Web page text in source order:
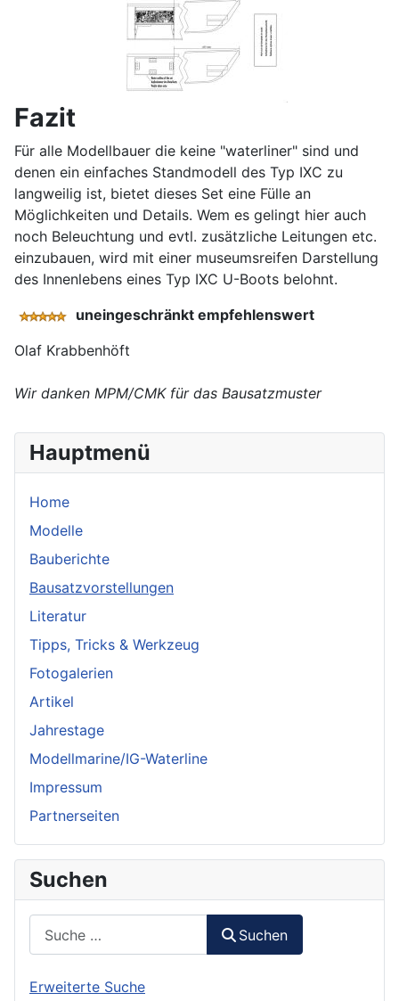
Hauptmenü
Home
Modelle
Bauberichte
Bausatzvorstellungen
Literatur
Tipps, Tricks & Werkzeug
Fotogalerien
Artikel
Jahrestage
Modellmarine/IG-Waterline
Impressum
Partnerseiten
Suchen
Suchen
Erweiterte Suche
Fazit
Für alle Modellbauer die keine "waterliner" sind und
denen ein einfaches Standmodell des Typ IXC zu
langweilig ist, bietet dieses Set eine Fülle an
Möglichkeiten und Details. Wem es gelingt hier auch
noch Beleuchtung und evtl. zusätzliche Leitungen etc.
einzubauen, wird mit einer museumsreifen Darstellung
des Innenlebens eines Typ IXC U-Boots belohnt.
uneingeschränkt empfehlenswert
Olaf Krabbenhöft
Wir danken MPM/CMK für das Bausatzmuster